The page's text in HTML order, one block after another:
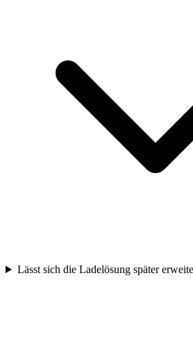
Lässt sich die Ladelösung später